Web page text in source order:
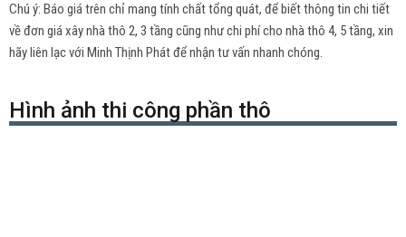
Chú ý: Báo giá trên chỉ mang tính chất tổng quát, để biết thông tin chi tiết
về đơn giá xây nhà thô 2, 3 tầng cũng như chi phí cho nhà thô 4, 5 tầng, xin
hãy liên lạc với Minh Thịnh Phát để nhận tư vấn nhanh chóng.
Hình ảnh thi công phần thô